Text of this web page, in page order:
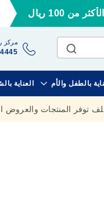
100 ريال
مركز
بالطفل والأم العناية
توفر المنتجات والعروض